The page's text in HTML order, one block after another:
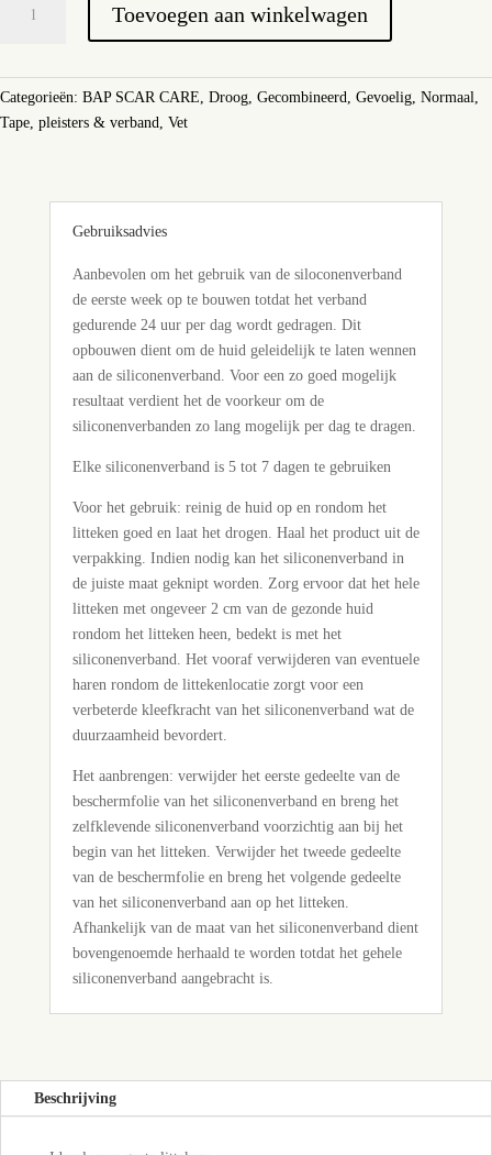
10x15
cm
Toevoegen aan winkelwagen
Categorieën: BAP SCAR CARE, Droog, Gecombineerd, Gevoelig, Normaal,
Tape, pleisters & verband, Vet
Gebruiksadvies
Aanbevolen om het gebruik van de siloconenverband
de eerste week op te bouwen totdat het verband
gedurende 24 uur per dag wordt gedragen. Dit
opbouwen dient om de huid geleidelijk te laten wennen
aan de siliconenverband. Voor een zo goed mogelijk
resultaat verdient het de voorkeur om de
siliconenverbanden zo lang mogelijk per dag te dragen.
Elke siliconenverband is 5 tot 7 dagen te gebruiken
Voor het gebruik: reinig de huid op en rondom het
litteken goed en laat het drogen. Haal het product uit de
verpakking. Indien nodig kan het siliconenverband in
de juiste maat geknipt worden. Zorg ervoor dat het hele
litteken met ongeveer 2 cm van de gezonde huid
rondom het litteken heen, bedekt is met het
siliconenverband. Het vooraf verwijderen van eventuele
haren rondom de littekenlocatie zorgt voor een
verbeterde kleefkracht van het siliconenverband wat de
duurzaamheid bevordert.
Het aanbrengen: verwijder het eerste gedeelte van de
beschermfolie van het siliconenverband en breng het
zelfklevende siliconenverband voorzichtig aan bij het
begin van het litteken. Verwijder het tweede gedeelte
van de beschermfolie en breng het volgende gedeelte
van het siliconenverband aan op het litteken.
Afhankelijk van de maat van het siliconenverband dient
bovengenoemde herhaald te worden totdat het gehele
siliconenverband aangebracht is.
Beschrijving